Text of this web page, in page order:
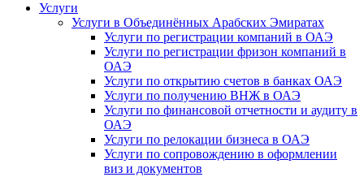
Услуги
Услуги в Объединённых Арабских Эмиратах
Услуги по регистрации компаний в ОАЭ
Услуги по регистрации фризон компаний в
ОАЭ
Услуги по открытию счетов в банках ОАЭ
Услуги по получению ВНЖ в ОАЭ
Услуги по финансовой отчетности и аудиту в
ОАЭ
Услуги по релокации бизнеса в ОАЭ
Услуги по сопровождению в оформлении
виз и документов